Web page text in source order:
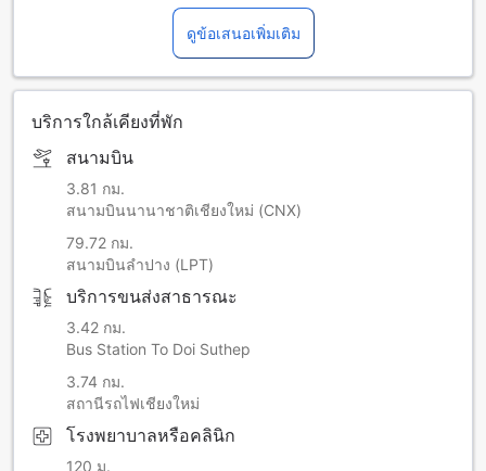
ดูข้อเสนอเพิ่มเติม
บริการใกล้เคียงที่พัก
สนามบิน
3.81 กม.
สนามบินนานาชาติเชียงใหม่ (CNX)
79.72 กม.
สนามบินลำปาง (LPT)
บริการขนส่งสาธารณะ
3.42 กม.
Bus Station To Doi Suthep
3.74 กม.
สถานีรถไฟเชียงใหม่
โรงพยาบาลหรือคลินิก
120 ม.